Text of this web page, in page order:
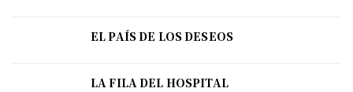
EL PAÍS DE LOS DESEOS
LA FILA DEL HOSPITAL